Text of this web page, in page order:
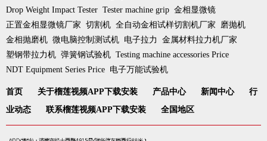
Drop Weight Impact Tester Tester machine grip 金相显微镜
正置金相显微镜厂家 切割机 全自动金相试样切割机厂家
磨抛机
金相抛磨机 微电脑控制测试机 电子拉力
金属材料拉力机厂家
塑钢带拉力机 弹簧钢试验机 Testing machine accessories Price
NDT Equipment Series Price 电子万能试验机
首页 关于榴莲视频APP下载安装 产品中心 新闻中心
行
业动态
联系榴莲视频APP下载安装 全国地区